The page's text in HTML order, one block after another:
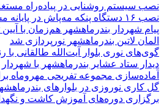
نصب سیستم روشنایی در پیاده‌راه
نصب ۱۶ دستگاه پنکه مه‌پاش در پایانه مسافربری درون‌شهری بندر ماهشهر
پیام شهردار بندرماهشهر هم‌زمان با
المان لاتین بندرماهشهر نورپردازی شد
گوی‌های نوری بلوار آیت‌الله طالقانی با
دیدار ستاد عشایر بندرماهشهر با شهردار
آماده‌سازی مجموعه تفریحی مهروماه
گل کاری نوروزی در بلوارهای
برگزاری دوره‌های آموزش کاشت و